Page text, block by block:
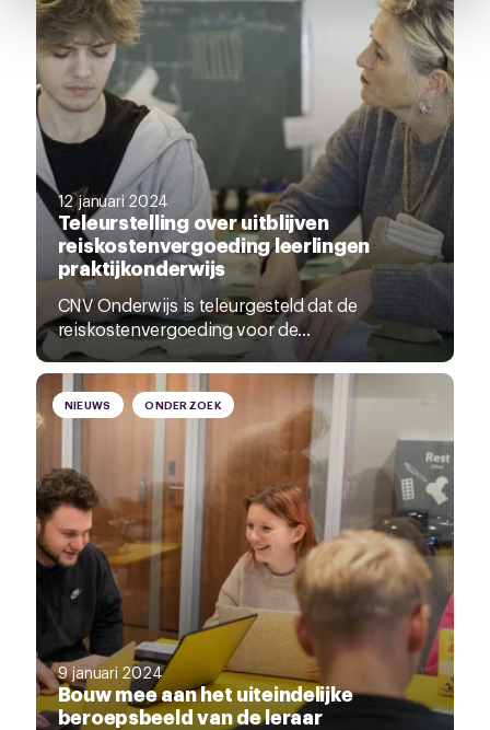
het ronde cookie-instellingenicoontje linksonder op de
pagina.
12 januari 2024
Teleurstelling over uitblijven
reiskostenvergoeding leerlingen
praktijkonderwijs
CNV Onderwijs is teleurgesteld dat de
reiskostenvergoeding voor de...
NIEUWS ONDERZOEK
9 januari 2024
Bouw mee aan het uiteindelijke
beroepsbeeld van de leraar